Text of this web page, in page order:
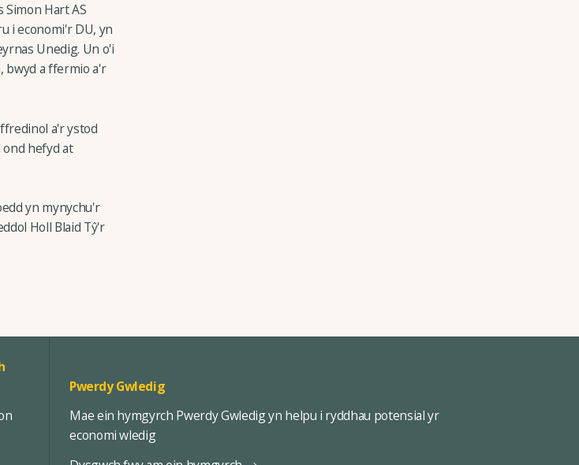
Simon Hart AS
i economi'r DU, yn
Unedig. Un o'i
bwyd a ffermio a'r
a'r ystod
ond hefyd at
yn mynychu'r
Holl Blaid Tŷ'r
Pwerdy Gwledig
Mae ein hymgyrch Pwerdy Gwledig yn helpu i ryddhau potensial yr
economi wledig